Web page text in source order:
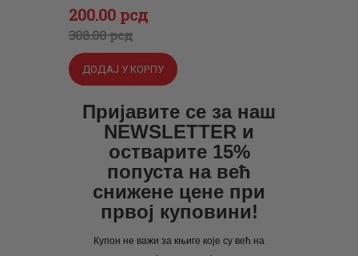
308.00рсд
Оригинална
цена
је
била:
308.
200.00 рсд
Тренутна
цена
је:
200.
ДОДАЈ У КОРПУ
Пријавите се за наш
NEWSLETTER и
остварите 15%
попуста на већ
снижене цене при
првој куповини!
Купон не важи за књиге које су већ на